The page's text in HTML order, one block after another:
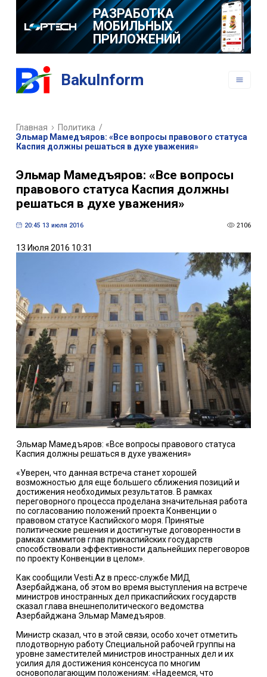
РАЗРАБОТКА
МОБИЛЬНЫХ
ПРИЛОЖЕНИЙ
BakuInform
Главная Политика /
Эльмар Мамедъяров: «Все вопросы правового статуса
Каспия должны решаться в духе уважения»
Эльмар Мамедъяров: «Все вопросы
правового статуса Каспия должны
решаться в духе уважения»
20:45 13 июля 2016 2106
13 Июля 2016 10:31
Эльмар Мамедъяров: «Все вопросы правового статуса
Каспия должны решаться в духе уважения»
«Уверен, что данная встреча станет хорошей
возможностью для еще большего сближения позиций и
достижения необходимых результатов. В рамках
переговорного процесса проделана значительная работа
по согласованию положений проекта Конвенции о
правовом статусе Каспийского моря. Принятые
политические решения и достигнутые договоренности в
рамках саммитов глав прикаспийских государств
способствовали эффективности дальнейших переговоров
по проекту Конвенции в целом».
Как сообщили Vesti.Az в пресс-службе МИД
Азербайджана, об этом во время выступления на встрече
министров иностранных дел прикаспийских государств
сказал глава внешнеполитического ведомства
Азербайджана Эльмар Мамедъяров.
Министр сказал, что в этой связи, особо хочет отметить
плодотворную работу Специальной рабочей группы на
уровне заместителей министров иностранных дел и их
усилия для достижения консенсуса по многим
основополагающим положениям: «Надеемся, что